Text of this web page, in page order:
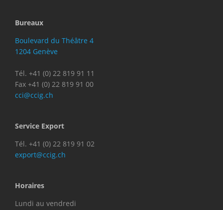
Bureaux
Boulevard du Théâtre 4
1204 Genève
Tél. +41 (0) 22 819 91 11
Fax +41 (0) 22 819 91 00
cci@ccig.ch
Service Export
Tél. +41 (0) 22 819 91 02
export@ccig.ch
Horaires
Lundi au vendredi